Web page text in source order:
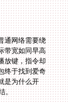
通网络需要绕
带宽如同早高
放键，指令却
终于找到爱奇
就是为什么开
。